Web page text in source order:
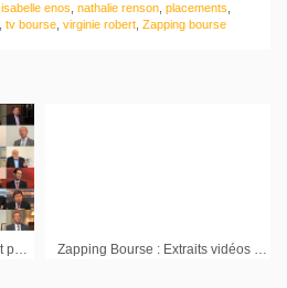
isabelle enos nathalie renson placements
tv bourse virginie robert Zapping bourse
Zapping dirigeants stratégie et perspectives 2012 avec Hologram. Industries, Osiatis, Heurtey Petrochem, Société de la Tour Eiffel et Gold By Gold Zapping Bourse : Extraits vidéos des interviews de dirigeants d’entreprises 1000mercis, Virbac, Naturex, Bastide, Saft